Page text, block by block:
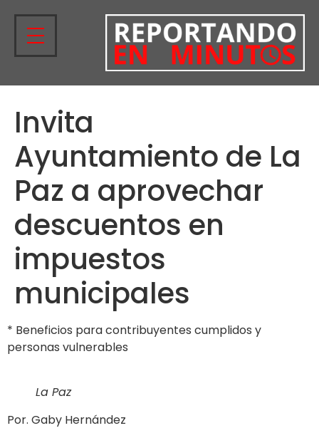
Invita
Ayuntamiento de La
Paz a aprovechar
descuentos en
impuestos
municipales
* Beneficios para contribuyentes cumplidos y
personas vulnerables
La Paz
Por. Gaby Hernández